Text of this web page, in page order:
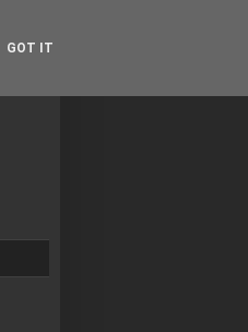
GOT IT